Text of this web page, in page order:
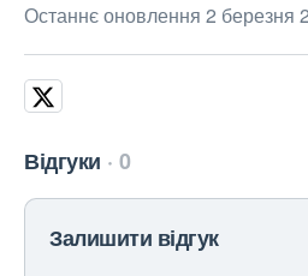
Останнє оновлення 2 березня
Відгуки 0
Залишити відгук